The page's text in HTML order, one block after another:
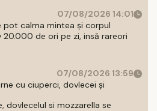
07/08/2026 14:01
pot calma mintea și corpul
de ori pe zi, insă rareori
07/08/2026 13:59
cu ciuperci, dovlecei și
dovlecelul si mozzarella se